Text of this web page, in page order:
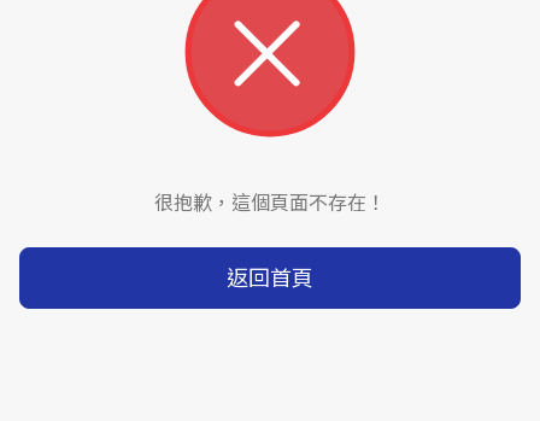
很抱歉，這個頁面不存在！
返回首頁